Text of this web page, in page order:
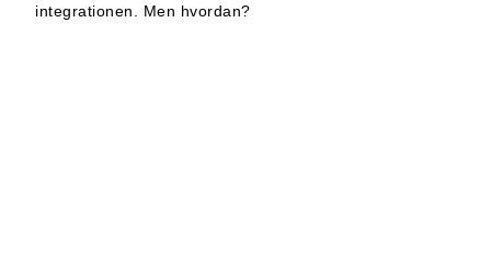
integrationen. Men hvordan?